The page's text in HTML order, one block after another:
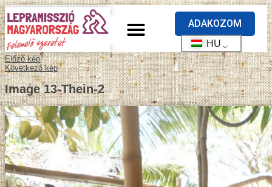
ADAKOZOM
HU
Előző kép
Következő kép
Image 13-Thein-2